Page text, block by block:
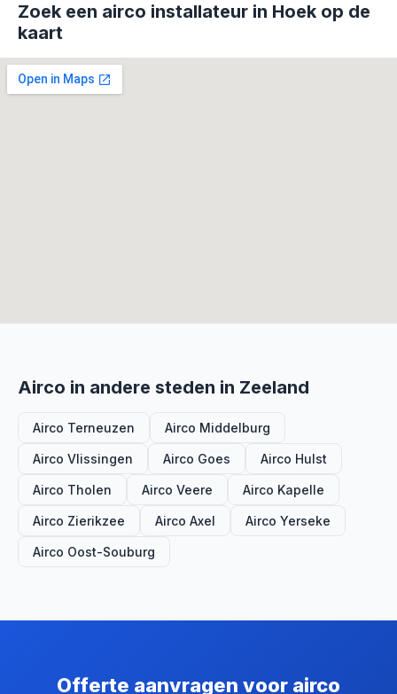
Zoek een airco installateur in Hoek op de
kaart
Airco in andere steden in Zeeland
Airco Terneuzen Airco Middelburg
Airco Vlissingen Airco Goes Airco Hulst
Airco Tholen Airco Veere Airco Kapelle
Airco Zierikzee Airco Axel Airco Yerseke
Airco Oost-Souburg
Offerte aanvragen voor airco